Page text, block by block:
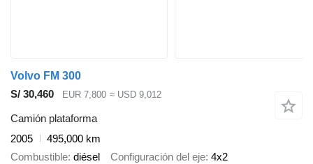
Volvo FM 300
S/ 30,460
EUR 7,800 ≈ USD 9,012
Camión plataforma
2005
495,000 km
Combustible diésel Configuración del eje 4x2